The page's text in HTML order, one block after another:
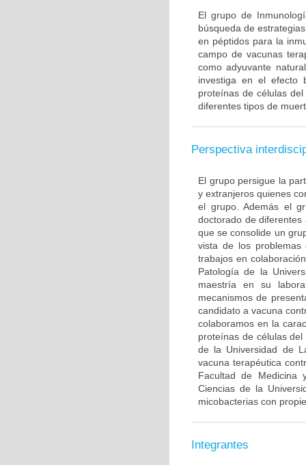
El grupo de
búsqueda de
en péptidos para la
campo de vacunas
como adyuvante
investiga en el efecto
proteínas de células
diferentes tipos de
Perspectiva
El grupo persigue la
y extranjeros quienes
el grupo. Además el
doctorado de
que se consolide un
vista de los problemas
trabajos en
Patología de la
maestría en su
mecanismos de
candidato a vacuna
colaboramos en la
proteínas de células
de la Universidad de
vacuna terapéutica
Facultad de Medicina
Ciencias de la
micobacterias con
Integrantes